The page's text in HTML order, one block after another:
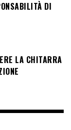
DI
LA CHITARRA